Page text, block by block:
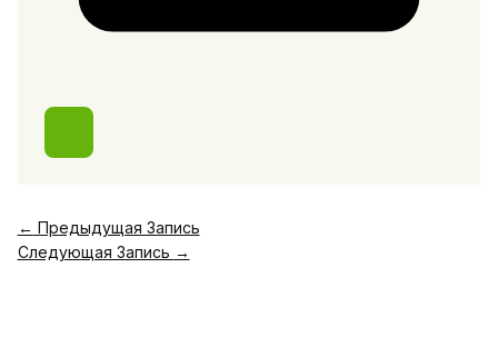
← Предыдущая Запись
Следующая Запись →